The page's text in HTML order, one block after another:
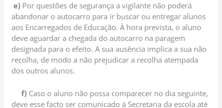
e) Por questões de segurança a vigilante não poderá
abandonar o autocarro para ir buscar ou entregar alunos
aos Encarregados de Educação. À hora prevista, o aluno
deve aguardar a chegada do autocarro na paragem
designada para o efeito. A sua ausência implica a sua não
recolha, de modo a não prejudicar a recolha atempada
dos outros alunos.
f) Caso o aluno não possa comparecer no dia seguinte,
deve esse facto ser comunicado à Secretaria da escola até